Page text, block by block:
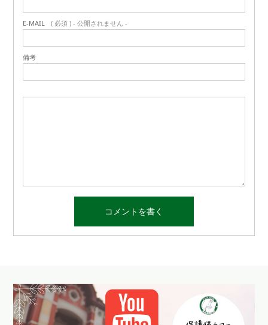
E-MAIL ( 必須 ) - 公開されません -
備考